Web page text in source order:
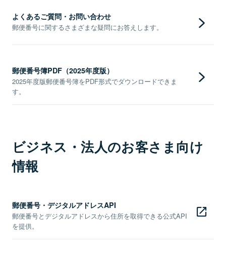
よくあるご質問・お問い合わせ
郵便番号に関するさまざまな疑問にお答えします。
郵便番号簿PDF（2025年度版）
2025年度版郵便番号簿をPDF形式でダウンロードできま
す。
ビジネス・法人のお客さま向け
情報
郵便番号・デジタルアドレスAPI
郵便番号とデジタルアドレスから住所を取得できる公式API
を提供。